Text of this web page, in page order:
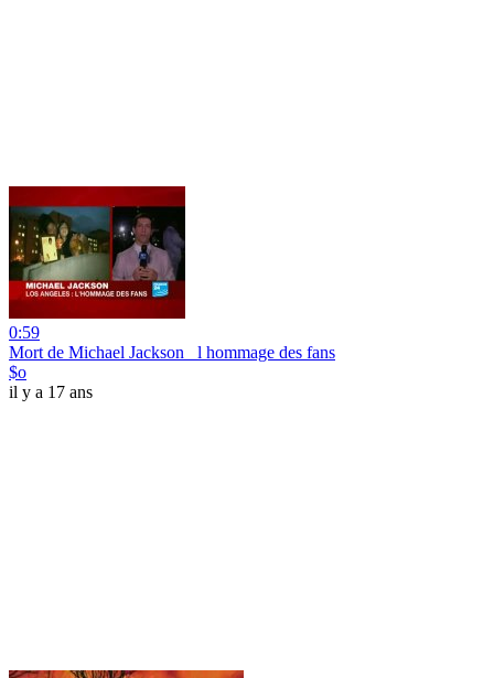
0:59
Mort de Michael Jackson_ l hommage des fans
$o
il y a 17 ans